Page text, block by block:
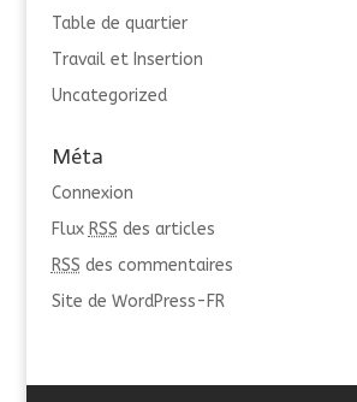
Table de quartier
Travail et Insertion
Uncategorized
Méta
Connexion
Flux RSS des articles
RSS des commentaires
Site de WordPress-FR